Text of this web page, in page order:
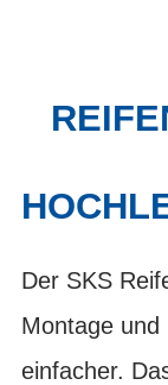
Der SKS
Montage und
einfacher.